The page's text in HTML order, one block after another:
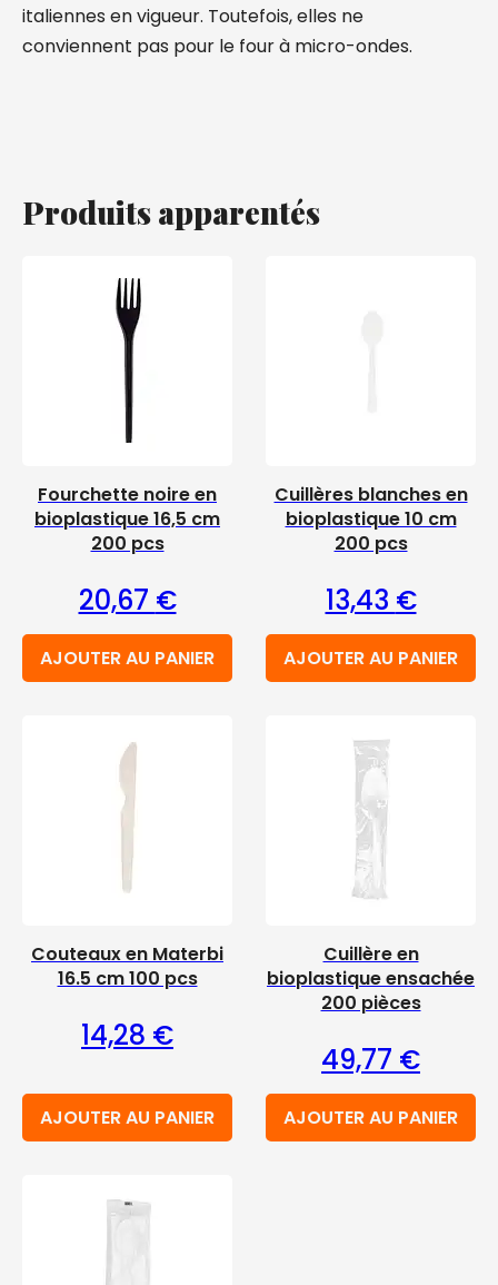
italiennes en vigueur. Toutefois, elles ne
conviennent pas pour le four à micro-ondes.
Produits apparentés
Fourchette noire en
bioplastique 16,5 cm
200 pcs
20,67 €
AJOUTER AU PANIER
Cuillères blanches en
bioplastique 10 cm
200 pcs
13,43 €
AJOUTER AU PANIER
Couteaux en Materbi
16.5 cm 100 pcs
14,28 €
AJOUTER AU PANIER
Cuillère en
bioplastique ensachée
200 pièces
49,77 €
AJOUTER AU PANIER